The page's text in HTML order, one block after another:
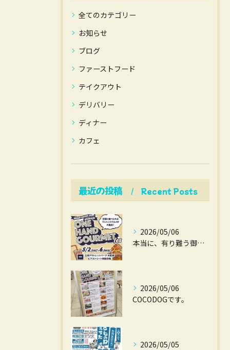
全てのカテゴリー
お知らせ
ブログ
ファーストフード
テイクアウト
デリバリー
ディナー
カフェ
最近の投稿 Recent Posts
2026/05/06
本当に、有り難う御座いました。
2026/05/06
COCODOGです。
2026/05/05